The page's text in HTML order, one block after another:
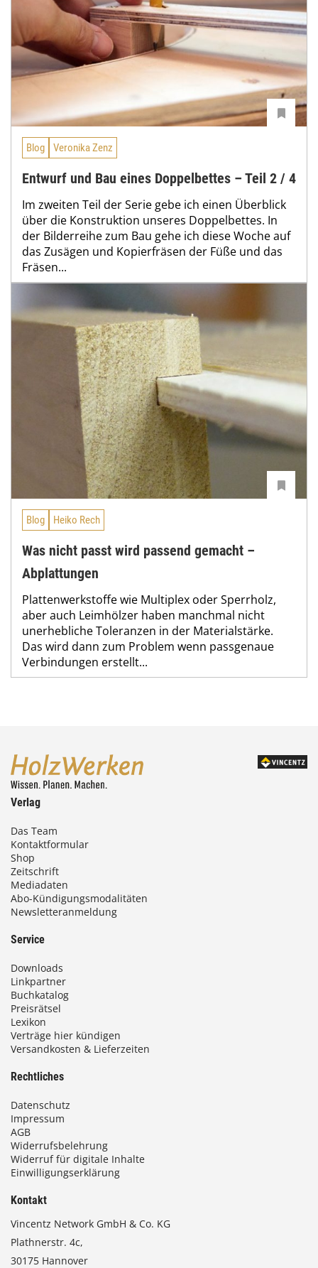
Blog Veronika Zenz
Entwurf und Bau eines Doppelbettes – Teil 2 / 4
Im zweiten Teil der Serie gebe ich einen Überblick
über die Konstruktion unseres Doppelbettes. In
der Bilderreihe zum Bau gehe ich diese Woche auf
das Zusägen und Kopierfräsen der Füße und das
Fräsen...
Blog Heiko Rech
Was nicht passt wird passend gemacht –
Abplattungen
Plattenwerkstoffe wie Multiplex oder Sperrholz,
aber auch Leimhölzer haben manchmal nicht
unerhebliche Toleranzen in der Materialstärke.
Das wird dann zum Problem wenn passgenaue
Verbindungen erstellt...
Verlag
Das Team
Kontaktformular
Shop
Zeitschrift
Mediadaten
Abo-Kündigungsmodalitäten
Newsletteranmeldung
Service
Downloads
Linkpartner
Buchkatalog
Preisrätsel
Lexikon
Verträge hier kündigen
Versandkosten & Lieferzeiten
Rechtliches
Datenschutz
Impressum
AGB
Widerrufsbelehrung
Widerruf für digitale Inhalte
Einwilligungserklärung
Kontakt
Vincentz Network GmbH & Co. KG
Plathnerstr. 4c,
30175 Hannover